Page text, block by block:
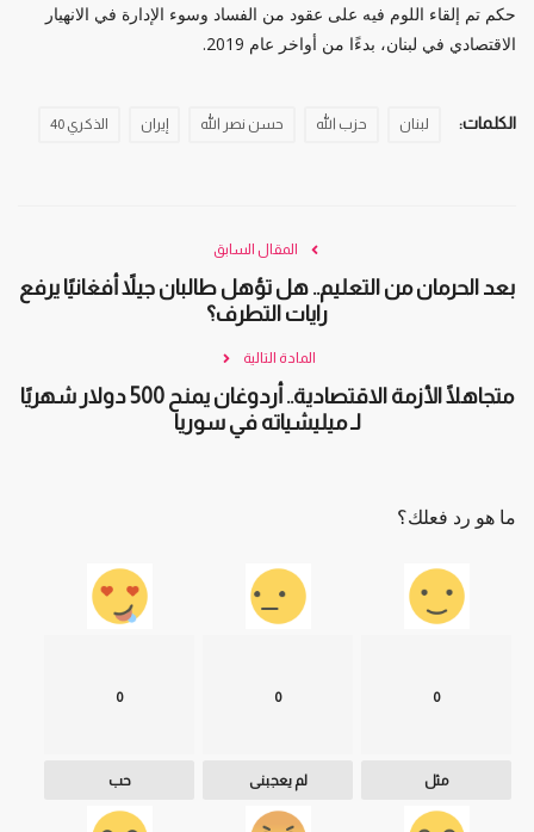
حكم تم إلقاء اللوم فيه على عقود من الفساد وسوء الإدارة في الانهيار
الاقتصادي في لبنان، بدءًا من أواخر عام 2019.
الكلمات: لبنان حزب الله حسن نصر الله إيران الذكري 40
المقال السابق
بعد الحرمان من التعليم.. هل تؤهل طالبان جيلاً أفغانيًا يرفع
رايات التطرف؟
المادة التالية
متجاهلًا الأزمة الاقتصادية.. أردوغان يمنح 500 دولار شهريًا
لـ ميليشياته في سوريا
ما هو رد فعلك؟
0
مثل
0
لم يعجبنى
0
حب